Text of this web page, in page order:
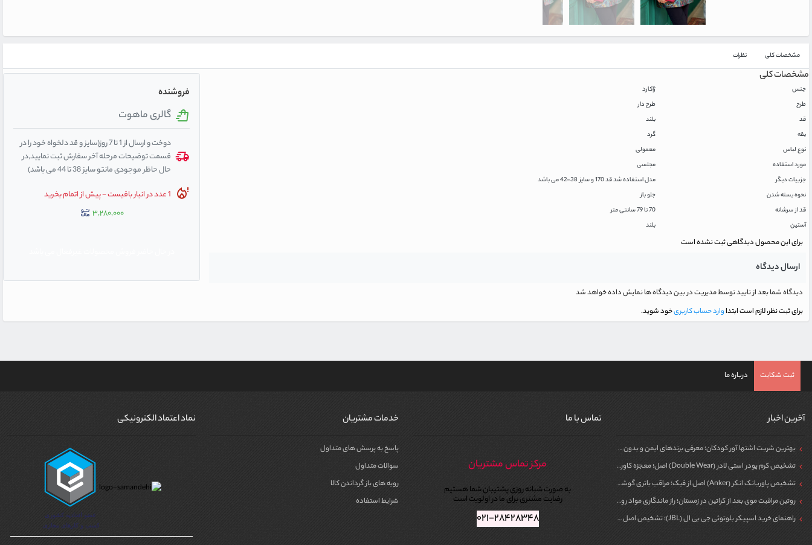
مشخصات کلی نظرات
مشخصات کلی
جنس
ژاکارد
طرح
طرح دار
قد
بلند
یقه
گرد
نوع لباس
معمولی
مورد استفاده
مجلسی
جزییات دیگر
مدل استفاده شد قد 170 و سایز 38-42 می باشد
نحوه بسته شدن
جلو باز
قد از سرشانه
70 تا 79 سانتی متر
آستین
بلند
برای این محصول دیدگاهی ثبت نشده است
ارسال دیدگاه
دیدگاه شما بعد از تایید توسط مدیریت در بین دیدگاه ها نمایش داده خواهد شد
برای ثبت نظر، لازم است ابتداوارد حساب کاربریخود شوید.
فروشنده
گالری ماهوت
دوخت و ارسال از 1 تا 7 روز(سایز و قد دلخواه خود را در
قسمت توضیحات مرحله آخر سفارش ثبت نمایید,در
حال حاظر موجودی مانتو سایز 38 تا 44 می باشد)
1 عدد در انبار باقیست - پیش از اتمام بخرید
۳,۲۸۰,۰۰۰
ثبت شکایت درباره ما
آخرین اخبار
بهترین شربت اشتها آور کودکان؛ معرفی برندهای ایمن و بدون سیپروهپتادین
تشخیص کرم پودر استی لادر (Double Wear) اصل؛ معجزه کاور برای پوست
تشخیص پاوربانک انکر (Anker) اصل از فیک؛ مراقب باتری گوشی خود باشید!
روتین مراقبت موی بعد از کراتین در زمستان؛ راز ماندگاری مواد روی مو
راهنمای خرید اسپیکر بلوتوثی جی بی ال (JBL)؛ تشخیص اصل از فیک برای مهمونی
تماس با ما
مرکز تماس مشتریان
به صورت شبانه روزی پشتیبان شما هستیم
رضایت مشتری برای ما در اولویت است
۰۲۱-۲۸۴۲۸۳۴۸
خدمات مشتریان
پاسخ به پرسش های متداول
سوالات متداول
رویه های باز گرداندن کالا
شرایط استفاده
نماد اعتماد الکترونیکی